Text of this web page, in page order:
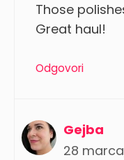
Those
Great haul!
Odgovori
Gejba
28